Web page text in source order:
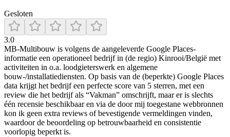
Gesloten
3.0
MB-Multibouw is volgens de aangeleverde Google Places-
informatie een operationeel bedrijf in (de regio) Kinrooi/België met
activiteiten in o.a. loodgieterswerk en algemene
bouw-/installatiediensten. Op basis van de (beperkte) Google Places
data krijgt het bedrijf een perfecte score van 5 sterren, met een
review die het bedrijf als “Vakman” omschrijft, maar er is slechts
één recensie beschikbaar en via de door mij toegestane webbronnen
kon ik geen extra reviews of bevestigende vermeldingen vinden,
waardoor de beoordeling op betrouwbaarheid en consistentie
voorlopig beperkt is.